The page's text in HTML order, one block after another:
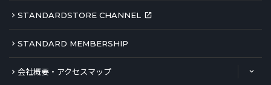
STANDARDSTORE CHANNEL
STANDARD MEMBERSHIP
会社概要・アクセスマップ